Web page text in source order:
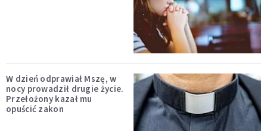
W dzień odprawiał Mszę, w
nocy prowadził drugie życie.
Przełożony kazał mu
opuścić zakon